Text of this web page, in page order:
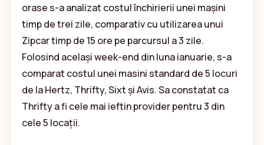
orase s-a analizat costul închirierii unei mașini
timp de trei zile, comparativ cu utilizarea unui
Zipcar timp de 15 ore pe parcursul a 3 zile.
Folosind același week-end din luna ianuarie, s-a
comparat costul unei masini standard de 5 locuri
de la Hertz, Thrifty, Sixt și Avis. Sa constatat ca
Thrifty a fi cele mai ieftin provider pentru 3 din
cele 5 locații.